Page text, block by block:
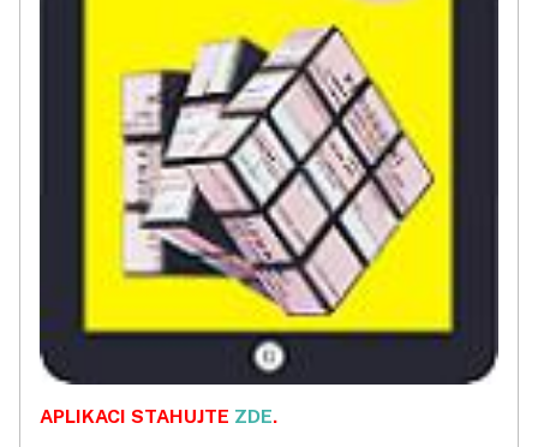
APLIKACI STAHUJTE ZDE.